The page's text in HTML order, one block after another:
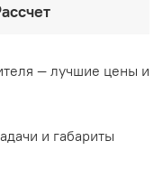
— лучшие цены и
и габариты